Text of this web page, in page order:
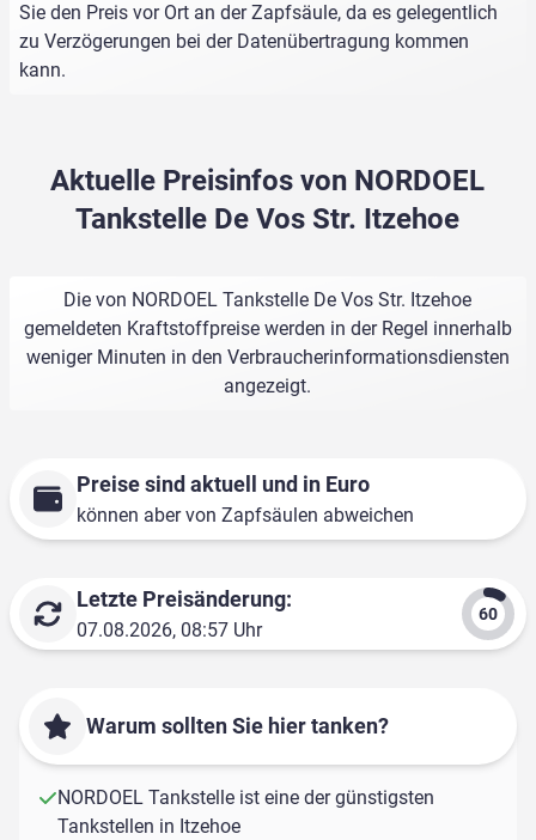
Sie den Preis vor Ort an der Zapfsäule, da es gelegentlich
zu Verzögerungen bei der Datenübertragung kommen
kann.
Aktuelle Preisinfos von NORDOEL
Tankstelle De Vos Str. Itzehoe
Die von NORDOEL Tankstelle De Vos Str. Itzehoe
gemeldeten Kraftstoffpreise werden in der Regel innerhalb
weniger Minuten in den Verbraucherinformationsdiensten
angezeigt.
Preise sind aktuell und in Euro
können aber von Zapfsäulen abweichen
Letzte Preisänderung:
07.08.2026, 08:57 Uhr
Warum sollten Sie hier tanken?
NORDOEL Tankstelle ist eine der günstigsten
Tankstellen in Itzehoe